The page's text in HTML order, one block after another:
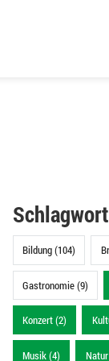
Schlagwort
Bildung (104)
Gastronomie (9)
Konzert (2)
Musik (4)